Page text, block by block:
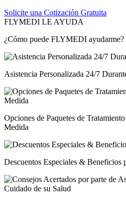
Solicite una Cotización Gratuita
FLYMEDI LE AYUDA
¿Cómo puede FLYMEDI ayudarme?
Asistencia Personalizada 24/7
Opciones de Paquetes de
Medida
Descuentos Especiales & Beneficios